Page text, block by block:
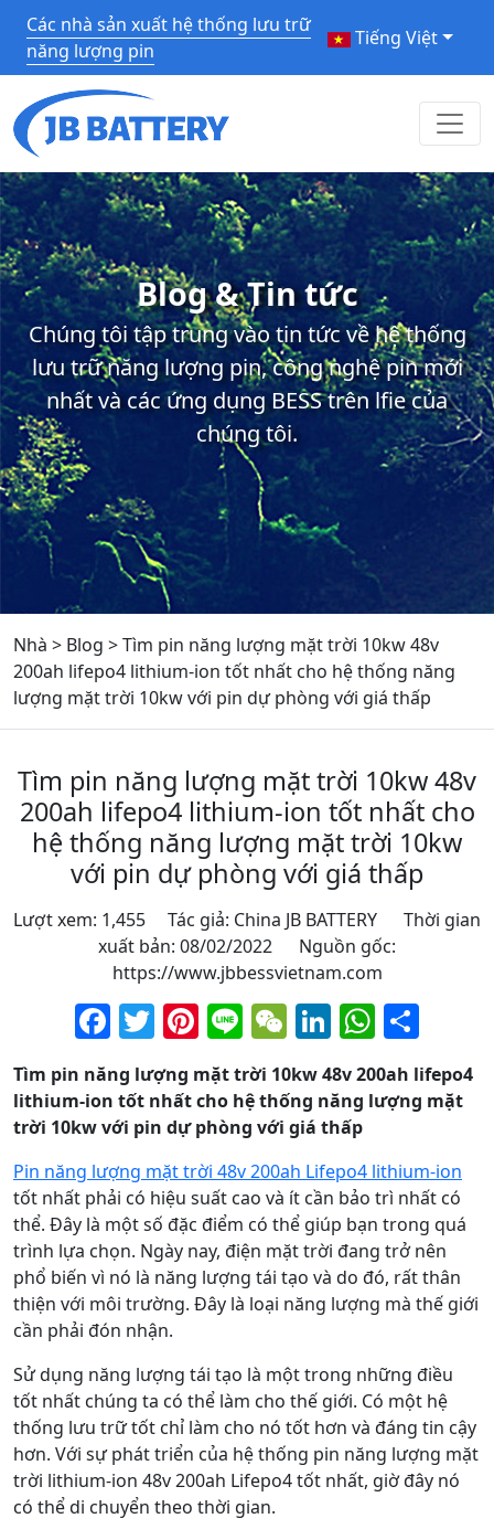
Các nhà sản xuất hệ thống lưu trữ
năng lượng pin
Tiếng Việt
Blog & Tin tức
Chúng tôi tập trung vào tin tức về hệ thống
lưu trữ năng lượng pin, công nghệ pin mới
nhất và các ứng dụng BESS trên lfie của
chúng tôi.
Nhà > Blog >Tìm pin năng lượng mặt trời 10kw 48v
200ah lifepo4 lithium-ion tốt nhất cho hệ thống năng
lượng mặt trời 10kw với pin dự phòng với giá thấp
Tìm pin năng lượng mặt trời 10kw 48v
200ah lifepo4 lithium-ion tốt nhất cho
hệ thống năng lượng mặt trời 10kw
với pin dự phòng với giá thấp
Lượt xem: 1,455 Tác giả: China JB BATTERY Thời gian
xuất bản: 08/02/2022 Nguồn gốc:
https://www.jbbessvietnam.com
Facebook
Twitter
Pinterest
LineWeChat
LinkedIn
Tìm pin năng lượng mặt trời 10kw 48v 200ah lifepo4
lithium-ion tốt nhất cho hệ thống năng lượng mặt
trời 10kw với pin dự phòng với giá thấp
Pin năng lượng mặt trời 48v 200ah Lifepo4 lithium-ion
tốt nhất phải có hiệu suất cao và ít cần bảo trì nhất có
thể. Đây là một số đặc điểm có thể giúp bạn trong quá
trình lựa chọn. Ngày nay, điện mặt trời đang trở nên
phổ biến vì nó là năng lượng tái tạo và do đó, rất thân
thiện với môi trường. Đây là loại năng lượng mà thế giới
cần phải đón nhận.
Sử dụng năng lượng tái tạo là một trong những điều
tốt nhất chúng ta có thể làm cho thế giới. Có một hệ
thống lưu trữ tốt chỉ làm cho nó tốt hơn và đáng tin cậy
hơn. Với sự phát triển của hệ thống pin năng lượng mặt
trời lithium-ion 48v 200ah Lifepo4 tốt nhất, giờ đây nó
có thể di chuyển theo thời gian.